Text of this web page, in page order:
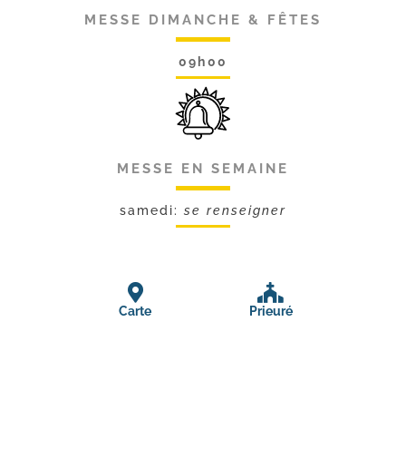
MESSE DIMANCHE & FÊTES
09h00
MESSE EN SEMAINE
samedi:se renseigner
Carte Prieuré